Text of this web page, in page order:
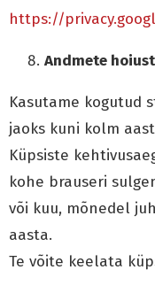
https://
Andmete
Kasutame kogutud
jaoks kuni kolm
Küpsiste
kohe brauseri
või kuu, mõnedel
aasta.
Te võite keelata